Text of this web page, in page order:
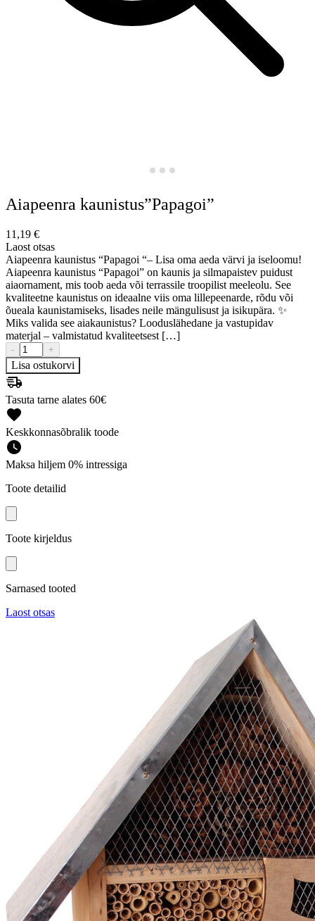
Aiapeenra kaunistus”Papagoi”
11,19 €
Laost otsas
Aiapeenra kaunistus “Papagoi “– Lisa oma aeda värvi ja iseloomu!
Aiapeenra kaunistus “Papagoi” on kaunis ja silmapaistev puidust
aiaornament, mis toob aeda või terrassile troopilist meeleolu. See
kvaliteetne kaunistus on ideaalne viis oma lillepeenarde, rõdu või
õueala kaunistamiseks, lisades neile mängulisust ja isikupära. ✨
Miks valida see aiakaunistus? Looduslähedane ja vastupidav
materjal – valmistatud kvaliteetsest […]
- +
Lisa ostukorvi
Tasuta tarne alates 60€
Keskkonnasõbralik toode
Maksa hiljem 0% intressiga
Toote detailid
Toote kirjeldus
Sarnased tooted
Laost otsas